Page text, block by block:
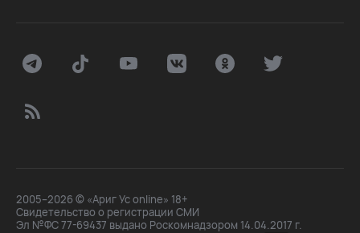
2005–2026 © «Ариг Ус online» 18+
Свидетельство о регистрации СМИ
Эл №ФС 77-69437 выдано Роскомнадзором 14.04.2017 г.